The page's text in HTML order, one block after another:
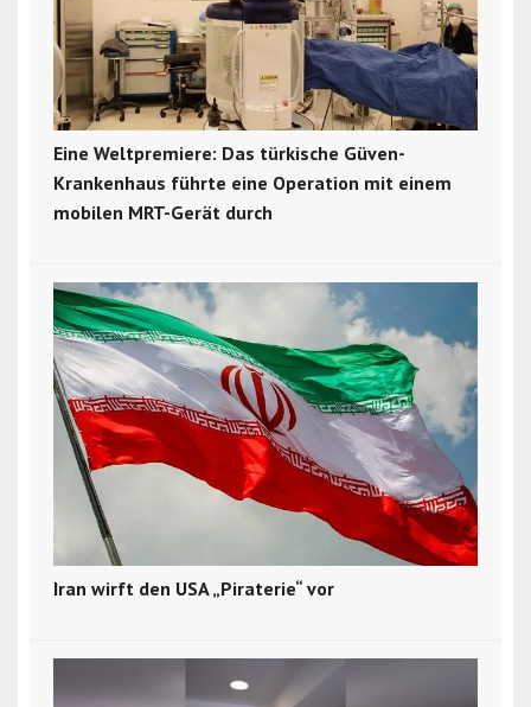
Eine Weltpremiere: Das türkische Güven-
Krankenhaus führte eine Operation mit einem
mobilen MRT-Gerät durch
Iran wirft den USA „Piraterie“ vor